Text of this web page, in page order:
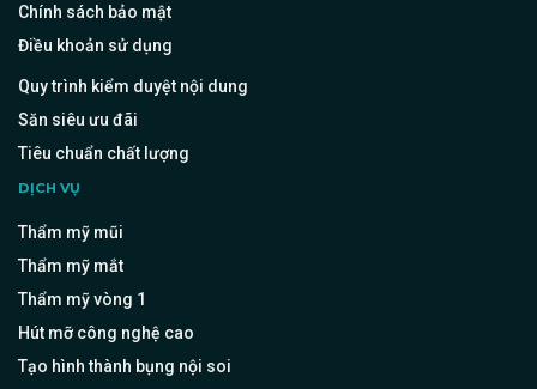
Chính sách bảo mật
Điều khoản sử dụng
Quy trình kiểm duyệt nội dung
Săn siêu ưu đãi
Tiêu chuẩn chất lượng
DỊCH VỤ
Thẩm mỹ mũi
Thẩm mỹ mắt
Thẩm mỹ vòng 1
Hút mỡ công nghệ cao
Tạo hình thành bụng nội soi